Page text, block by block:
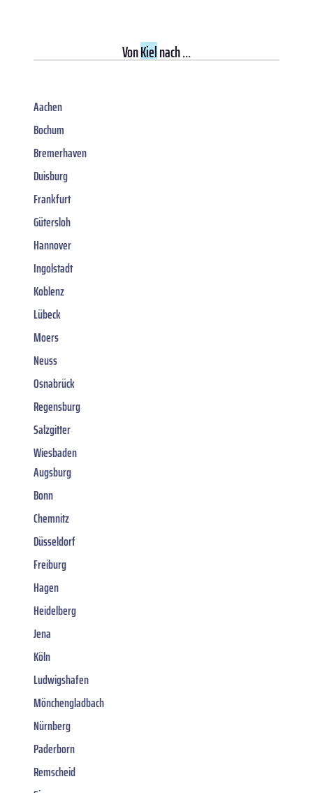
VonKielnach ...
Aachen
Bochum
Bremerhaven
Duisburg
Frankfurt
Gütersloh
Hannover
Ingolstadt
Koblenz
Lübeck
Moers
Neuss
Osnabrück
Regensburg
Salzgitter
Wiesbaden
Augsburg
Bonn
Chemnitz
Düsseldorf
Freiburg
Hagen
Heidelberg
Jena
Köln
Ludwigshafen
Mönchengladbach
Nürnberg
Paderborn
Remscheid